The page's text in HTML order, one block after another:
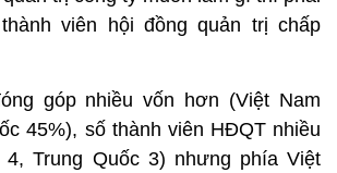
viên hội đồng quản trị chấp
góp nhiều vốn hơn (Việt Nam
45%), số thành viên HĐQT nhiều
4, Trung Quốc 3) nhưng phía Việt